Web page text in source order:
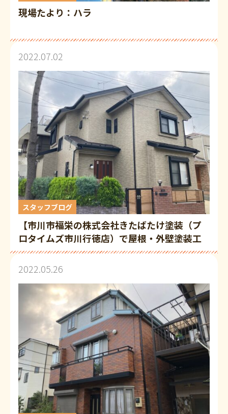
現場たより：ハラ
2022.07.02
スタッフブログ
【市川市福栄の株式会社きたばたけ塗装（プ
ロタイムズ市川行徳店）で屋根・外壁塗装工
事をされた市川市菅野Ｉ様の経緯】
2022.05.26